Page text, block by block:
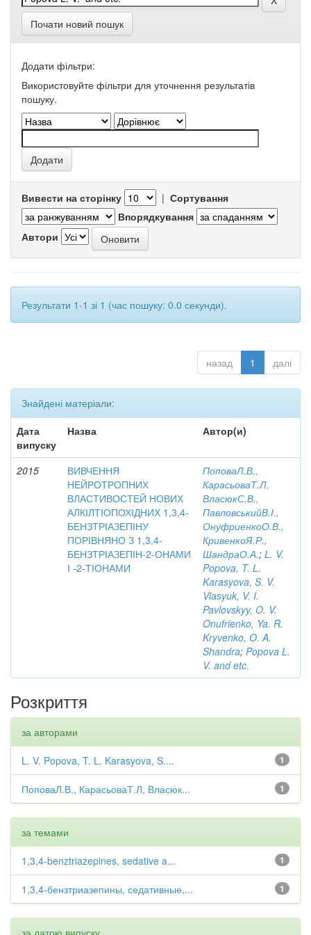
Почати новий пошук
Додати фільтри:
Використовуйте фільтри для уточнення результатів
пошуку.
Вивести на сторінку | Сортування
Впорядкування
Автори
Результати 1-1 зі 1 (час пошуку: 0.0 секунди).
назад 1 далі
Знайдені матеріали:
Дата
випуску
Назва Автор(и)
2015
ВИВЧЕННЯ
НЕЙРОТРОПНИХ
ВЛАСТИВОСТЕЙ НОВИХ
АЛКІЛТІОПОХІДНИХ 1,3,4-
БЕНЗТРІАЗЕПІНУ
ПОРІВНЯНО З 1,3,4-
БЕНЗТРІАЗЕПІН-2-ОНАМИ
І -2-ТІОНАМИ
ПоповаЛ.В.,
КарасьоваТ.Л,
ВласюкС.В.,
ПавловськийВ.І.,
ОнуфриенкоО.В.,
КривенкоЯ.Р.,
ШандраО.А.; L. V.
Popova, T. L.
Karasyova, S. V.
Vlasyuk, V. I.
Pavlovskyy, O. V.
Onufrienko, Ya. R.
Kryvenko, O. A.
Shandra; Popova L.
V. and etc.
Розкриття
за авторами
1
L. V. Popova, T. L. Karasyova, S....
1
ПоповаЛ.В., КарасьоваТ.Л, Власюк...
за темами
1
1,3,4-benztriazepines, sedative a...
1
1,3,4-бензтриазепины, седативные,...
за датою випуску